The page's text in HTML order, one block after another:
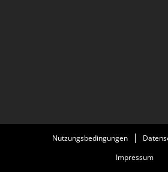
Nutzungsbedingungen
Impressum